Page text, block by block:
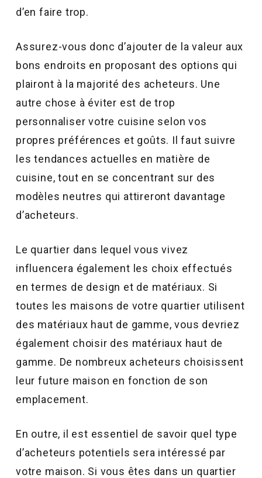
d’en faire trop.
Assurez-vous donc d’ajouter de la valeur aux
bons endroits en proposant des options qui
plairont à la majorité des acheteurs. Une
autre chose à éviter est de trop
personnaliser votre cuisine selon vos
propres préférences et goûts. Il faut suivre
les tendances actuelles en matière de
cuisine, tout en se concentrant sur des
modèles neutres qui attireront davantage
d’acheteurs.
Le quartier dans lequel vous vivez
influencera également les choix effectués
en termes de design et de matériaux. Si
toutes les maisons de votre quartier utilisent
des matériaux haut de gamme, vous devriez
également choisir des matériaux haut de
gamme. De nombreux acheteurs choisissent
leur future maison en fonction de son
emplacement.
En outre, il est essentiel de savoir quel type
d’acheteurs potentiels sera intéressé par
votre maison. Si vous êtes dans un quartier